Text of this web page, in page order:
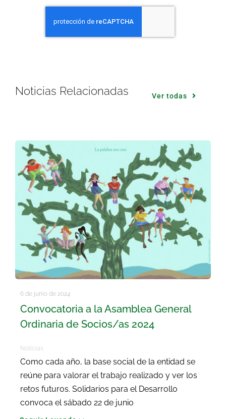
Noticias Relacionadas Ver todas
6 de junio de 2024
Convocatoria a la Asamblea General
Ordinaria de Socios/as 2024
Noticias
Como cada año, la base social de la entidad se
reúne para valorar el trabajo realizado y ver los
retos futuros. Solidarios para el Desarrollo
convoca el sábado 22 de junio